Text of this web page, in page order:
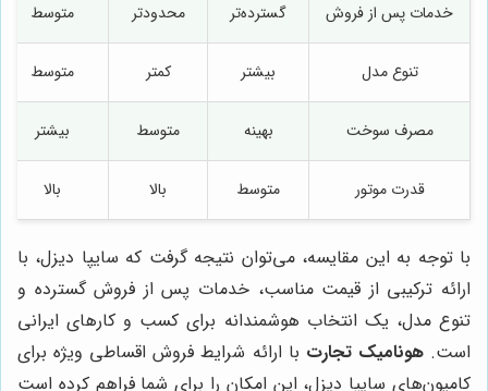
خدمات پس از فروش گسترده‌تر محدودتر متوسط
تنوع مدل بیشتر کمتر متوسط
مصرف سوخت بهینه متوسط بیشتر
قدرت موتور متوسط بالا بالا
با توجه به این مقایسه، می‌توان نتیجه گرفت که سایپا دیزل، با
ارائه ترکیبی از قیمت مناسب، خدمات پس از فروش گسترده و
تنوع مدل، یک انتخاب هوشمندانه برای کسب و کارهای ایرانی
است.هونامیک تجارت با ارائه شرایط فروش اقساطی ویژه برای
کامیون‌های سایپا دیزل، این امکان را برای شما فراهم کرده است